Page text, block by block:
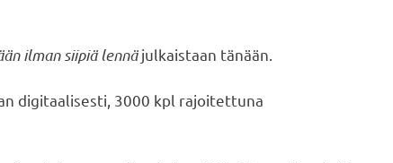
ilman siipiä lennäjulkaistaan tänään.
digitaalisesti, 3000 kpl rajoitettuna